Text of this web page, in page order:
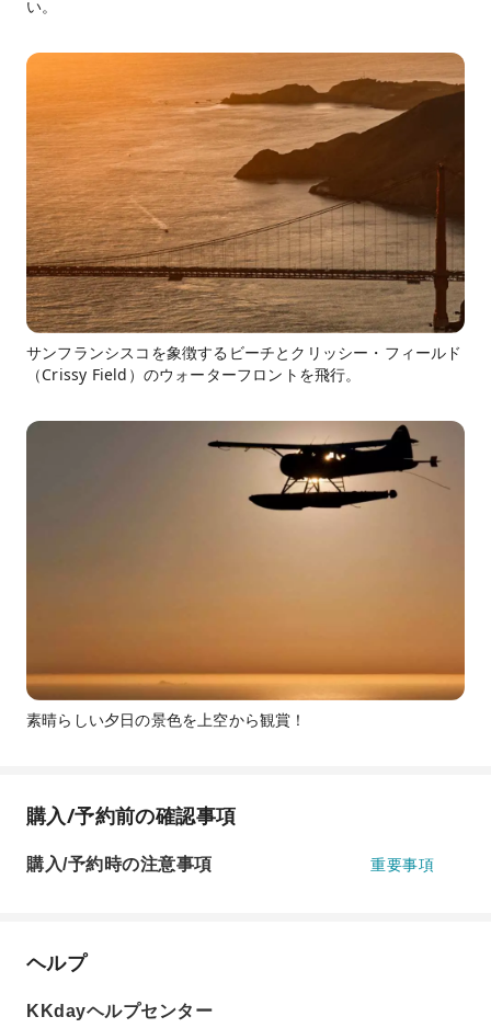
い。
サンフランシスコを象徴するビーチとクリッシー・フィールド
（Crissy Field）のウォーターフロントを飛行。
素晴らしい夕日の景色を上空から観賞！
購入/予約前の確認事項
購入/予約時の注意事項 重要事項
ヘルプ
KKdayヘルプセンター